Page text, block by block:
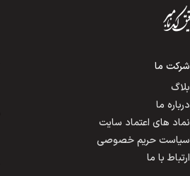
شرکت ما
بلاگ
درباره ما
نماد های اعتماد سایت
سیاست حریم خصوصی
ارتباط با ما